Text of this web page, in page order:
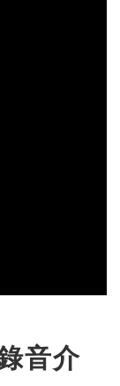
音介